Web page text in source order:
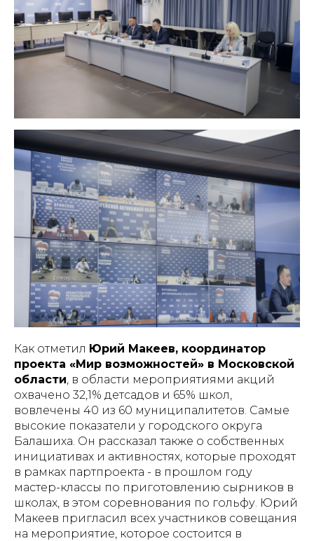
Как отметил Юрий Макеев, координатор
проекта «Мир возможностей» в Московской
области , в области мероприятиями акций
охвачено 32,1% детсадов и 65% школ,
вовлечены 40 из 60 муниципалитетов. Самые
высокие показатели у городского округа
Балашиха. Он рассказал также о собственных
инициативах и активностях, которые проходят
в рамках партпроекта - в прошлом году
мастер-классы по приготовлению сырников в
школах, в этом соревнования по гольфу. Юрий
Макеев пригласил всех участников совещания
на мероприятие, которое состоится в